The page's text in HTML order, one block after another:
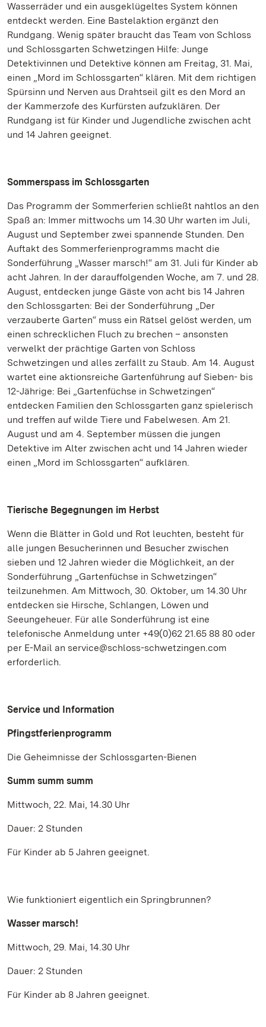
Wasserräder und ein ausgeklügeltes System können
entdeckt werden. Eine Bastelaktion ergänzt den
Rundgang. Wenig später braucht das Team von Schloss
und Schlossgarten Schwetzingen Hilfe: Junge
Detektivinnen und Detektive können am Freitag, 31. Mai,
einen „Mord im Schlossgarten“ klären. Mit dem richtigen
Spürsinn und Nerven aus Drahtseil gilt es den Mord an
der Kammerzofe des Kurfürsten aufzuklären. Der
Rundgang ist für Kinder und Jugendliche zwischen acht
und 14 Jahren geeignet.
Sommerspass im Schlossgarten
Das Programm der Sommerferien schließt nahtlos an den
Spaß an: Immer mittwochs um 14.30 Uhr warten im Juli,
August und September zwei spannende Stunden. Den
Auftakt des Sommerferienprogramms macht die
Sonderführung „Wasser marsch!“ am 31. Juli für Kinder ab
acht Jahren. In der darauffolgenden Woche, am 7. und 28.
August, entdecken junge Gäste von acht bis 14 Jahren
den Schlossgarten: Bei der Sonderführung „Der
verzauberte Garten“ muss ein Rätsel gelöst werden, um
einen schrecklichen Fluch zu brechen – ansonsten
verwelkt der prächtige Garten von Schloss
Schwetzingen und alles zerfällt zu Staub. Am 14. August
wartet eine aktionsreiche Gartenführung auf Sieben- bis
12-Jährige: Bei „Gartenfüchse in Schwetzingen“
entdecken Familien den Schlossgarten ganz spielerisch
und treffen auf wilde Tiere und Fabelwesen. Am 21.
August und am 4. September müssen die jungen
Detektive im Alter zwischen acht und 14 Jahren wieder
einen „Mord im Schlossgarten“ aufklären.
Tierische Begegnungen im Herbst
Wenn die Blätter in Gold und Rot leuchten, besteht für
alle jungen Besucherinnen und Besucher zwischen
sieben und 12 Jahren wieder die Möglichkeit, an der
Sonderführung „Gartenfüchse in Schwetzingen“
teilzunehmen. Am Mittwoch, 30. Oktober, um 14.30 Uhr
entdecken sie Hirsche, Schlangen, Löwen und
Seeungeheuer. Für alle Sonderführung ist eine
telefonische Anmeldung unter +49(0)62 21.65 88 80 oder
per E-Mail an service@schloss-schwetzingen.com
erforderlich.
Service und Information
Pfingstferienprogramm
Die Geheimnisse der Schlossgarten-Bienen
Summ summ summ
Mittwoch, 22. Mai, 14.30 Uhr
Dauer: 2 Stunden
Für Kinder ab 5 Jahren geeignet.
Wie funktioniert eigentlich ein Springbrunnen?
Wasser marsch!
Mittwoch, 29. Mai, 14.30 Uhr
Dauer: 2 Stunden
Für Kinder ab 8 Jahren geeignet.